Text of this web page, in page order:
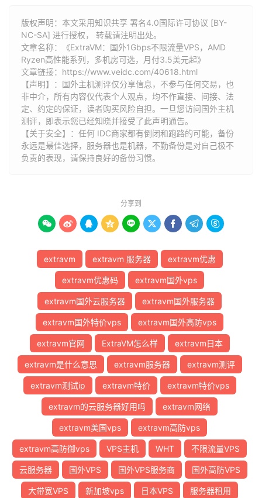
版权声明：本文采用知识共享 署名4.0国际许可协议 [BY-
NC-SA] 进行授权， 转载请注明出处。
文章名称：《ExtraVM：国外1Gbps不限流量VPS，AMD
Ryzen高性能系列，多机房可选，月付3.5美元起》
文章链接： https://www.veidc.com/40618.html
【声明】：国外主机测评仅分享信息，不参与任何交易，也
非中介，所有内容仅代表个人观点，均不作直接、间接、法
定、约定的保证，读者购买风险自担。一旦您访问国外主机
测评，即表示您已经知晓并接受了此声明通告。
【关于安全】：任何 IDC商家都有倒闭和跑路的可能，备份
永远是最佳选择，服务器也是机器，不勤备份是对自己极不
负责的表现，请保持良好的备份习惯。
分享到
        
extravm extravm 服务器 extravm优惠
extravm优惠码 extravm国外vps
extravm国外云服务器 extravm国外服务器
extravm国外特价vps extravm国外高防vps
extravm官网 ExtraVM怎么样 extravm日本
extravm是什么意思 extravm服务器 extravm测评
extravm测试ip extravm特价 extravm特价vps
extravm的云服务器好用吗 extravm网络
extravm美国vps extravm高防vps
extravm高防御vps VPS主机 WHT 不限流量VPS
云服务器 国外VPS 国外VPS服务商 国外高防VPS
大带宽VPS 新加坡vps 日本VPS 服务器租用